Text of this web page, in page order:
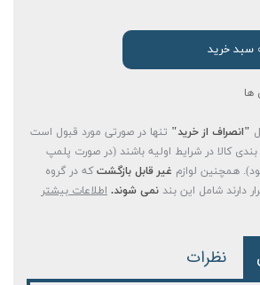
سبد خرید
ها
"انصراف از خرید" تنها در صورتی مورد قبول است
بندی کالا در شرایط اولیه باشند (در صورت پلمپ
همچنین لوازم غیر قابل بازگشت که در گروه
دارند شامل این بند نمی شوند. اطلاعات بیشتر
نظرات